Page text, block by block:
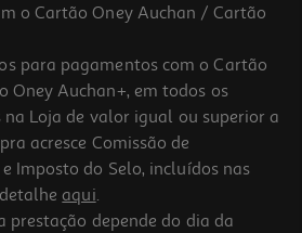
"your Life"
o Cartão Oney Auchan / Cartão
para pagamentos com o Cartão
Oney Auchan+, em todos os
Loja de valor igual ou superior a
acresce Comissão de
Imposto do Selo, incluídos nas
aqui.
depende do dia da